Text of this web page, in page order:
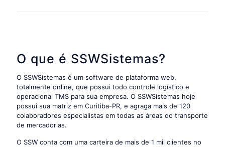
O que é SSWSistemas?
O SSWSistemas é um software de plataforma web,
totalmente online, que possui todo controle logístico e
operacional TMS para sua empresa. O SSWSistemas hoje
possui sua matriz em Curitiba-PR, e agraga mais de 120
colaboradores especialistas em todas as áreas do transporte
de mercadorias.
O SSW conta com uma carteira de mais de 1 mil clientes no